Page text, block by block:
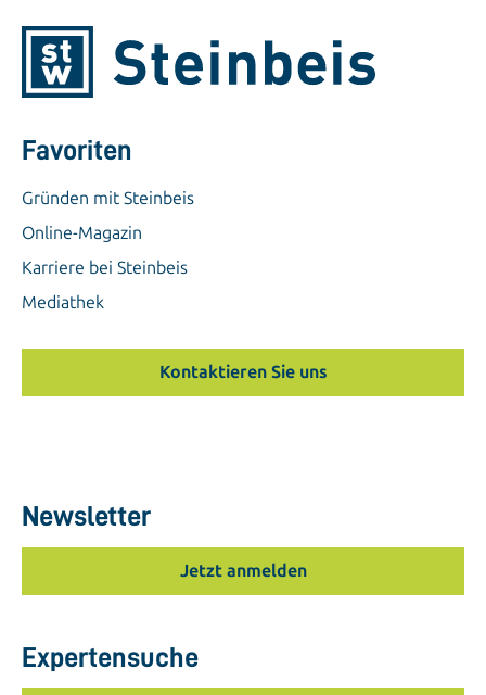
Favoriten
Gründen mit Steinbeis
Online-Magazin
Karriere bei Steinbeis
Mediathek
Kontaktieren Sie uns
Newsletter
Jetzt anmelden
Expertensuche